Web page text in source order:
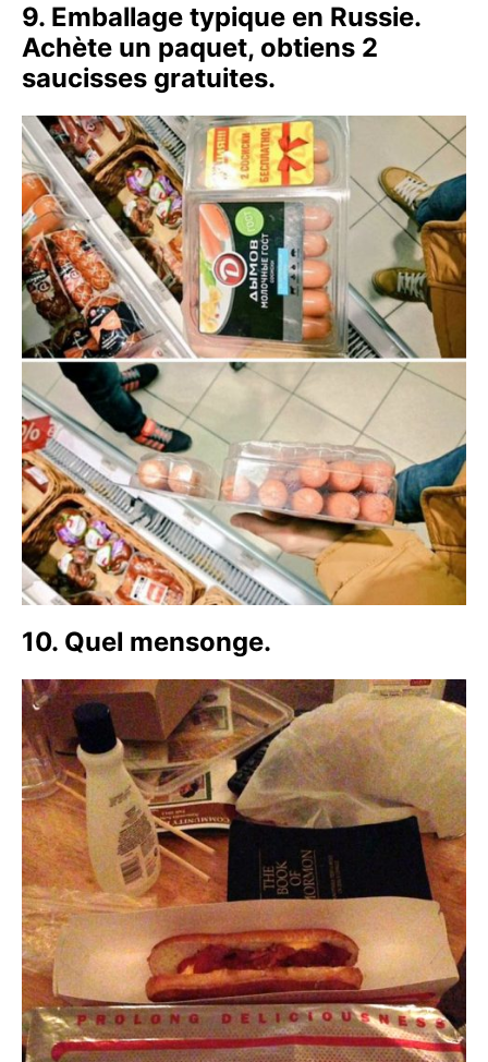
9. Emballage typique en Russie.
Achète un paquet, obtiens 2
saucisses gratuites.
10. Quel mensonge.